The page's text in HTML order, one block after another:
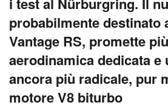
probabilmente destinato
Vantage RS, promette
aerodinamica dedicata e
ancora più radicale, pur
motore V8 biturbo